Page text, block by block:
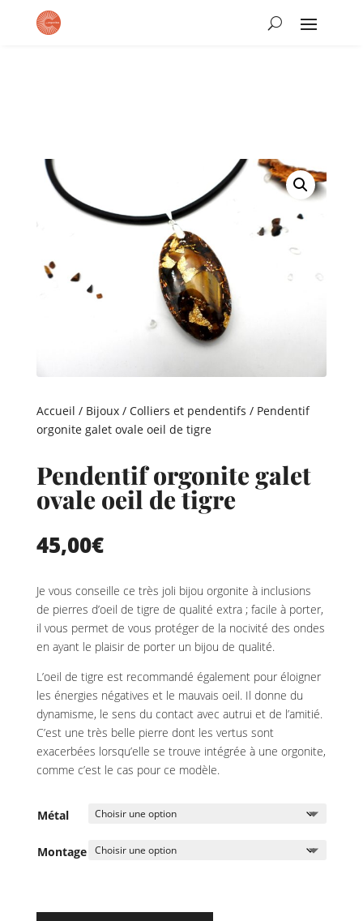
Accueil / Bijoux/ Colliers et pendentifs / Pendentif
orgonite galet ovale oeil de tigre
Pendentif orgonite galet
ovale oeil de tigre
45,00€
Je vous conseille ce très joli bijou orgonite à inclusions
de pierres d’oeil de tigre de qualité extra ; facile à porter,
il vous permet de vous protéger de la nocivité des ondes
en ayant le plaisir de porter un bijou de qualité.
L’oeil de tigre est recommandé également pour éloigner
les énergies négatives et le mauvais oeil. Il donne du
dynamisme, le sens du contact avec autrui et de l’amitié.
C’est une très belle pierre dont les vertus sont
exacerbées lorsqu’elle se trouve intégrée à une orgonite,
comme c’est le cas pour ce modèle.
Métal
Montage